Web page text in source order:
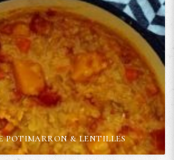
potimarron & lentilles
Voir la recette